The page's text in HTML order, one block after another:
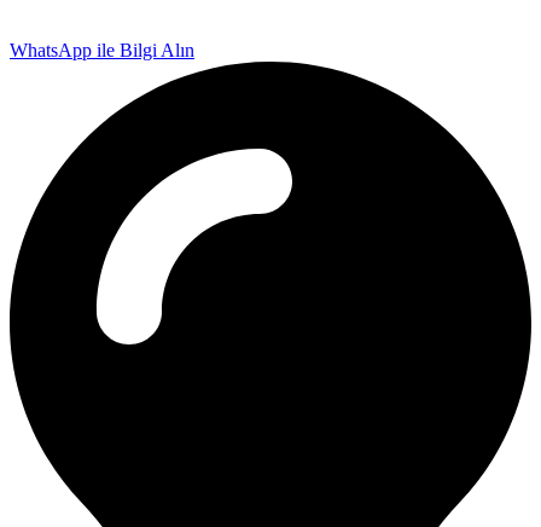
WhatsApp ile Bilgi Alın